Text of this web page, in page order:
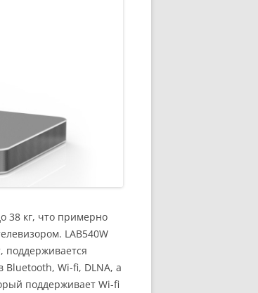
38 кг, что примерно
LAB540W
поддерживается
Wi-fi, DLNA, а
поддерживает Wi-fi